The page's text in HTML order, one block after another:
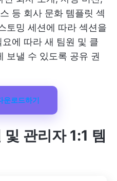
등 회사 문화 템플릿 섹
토밍 세션에 따라 섹션을
에 따라 새 팀원 및 클
보낼 수 있도록 공유 권
운로드하기
관리자 1:1 템